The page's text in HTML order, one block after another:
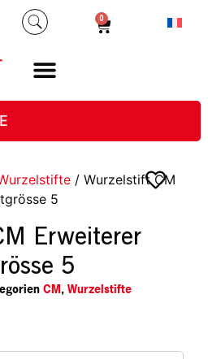
0
/ Wurzelstift CM
5
Erweiterer
5
CM, Wurzelstifte